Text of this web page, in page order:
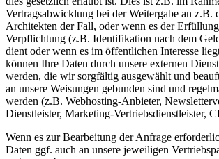
Vertragsabwicklung bei der Weitergabe an z.B.
Architekten der Fall, oder wenn es der
Verpflichtung (z.B. Identifikation nach dem
dient oder wenn es im öffentlichen Interesse
können Ihre Daten durch unsere externen
werden, die wir sorgfältig ausgewählt und
an unsere Weisungen gebunden sind und
werden (z.B. Webhosting-Anbieter,
Dienstleister, Marketing-Vertriebsdienstleister,
Wenn es zur Bearbeitung der Anfrage
Daten ggf. auch an unsere jeweiligen